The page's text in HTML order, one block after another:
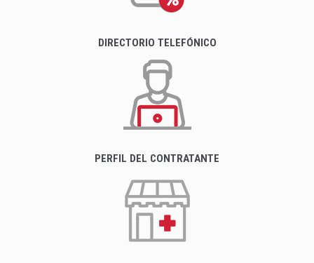
DIRECTORIO TELEFÓNICO
PERFIL DEL CONTRATANTE